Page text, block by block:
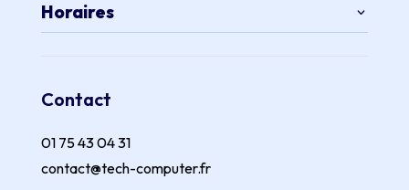
Horaires
Contact
01 75 43 04 31
contact@tech-computer.fr